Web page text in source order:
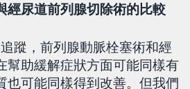
經尿道前列腺切除術的比較
蹤，前列腺動脈栓塞術和經
幫助緩解症狀方面可能同樣有
也可能同樣得到改善。但我們